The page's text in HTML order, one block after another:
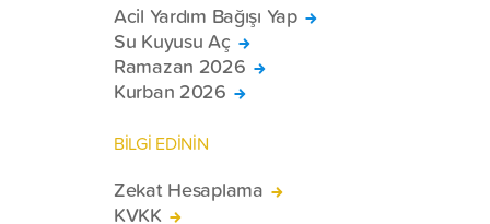
Acil Yardım Bağışı Yap
Su Kuyusu Aç
Ramazan 2026
Kurban 2026
BİLGİ EDİNİN
Zekat Hesaplama
KVKK